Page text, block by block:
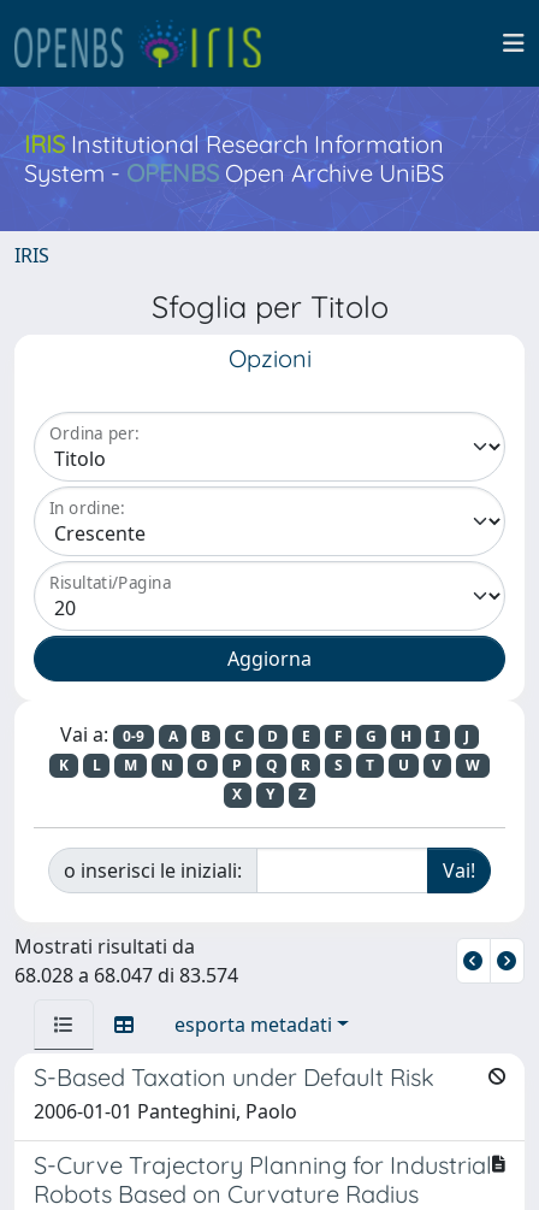
IRISInstitutional Research Information
System - OPENBS Open Archive UniBS
IRIS
Sfoglia per Titolo
Opzioni
Ordina per:
In ordine:
Risultati/Pagina
Vai a: 0-9 A B C D E F G H I
J
K
L M N O P Q R S T U V
W
X
Y Z
o inserisci le iniziali:
Mostrati risultati da
68.028 a 68.047 di 83.574
esporta metadati
S-Based Taxation under Default Risk
2006-01-01 Panteghini, Paolo
S-Curve Trajectory Planning for Industrial
Robots Based on Curvature Radius